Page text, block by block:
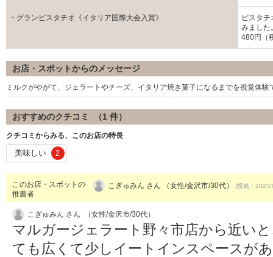
・グランピスタチオ《イタリア国際大会入賞》
ピスタ
みました
480円（
お店・スポットからのメッセージ
ミルクがやがて、ジェラートやチーズ、イタリア焼き菓子になるまでを視覚体
おすすめのクチコミ （1 件）
クチコミからみる、このお店の特長
美味しい 2
このお店・スポットの
推薦者
こぎゅみん さん （女性/金沢市/30代） (投稿：
こぎゅみん さん （女性/金沢市/30代）
マルガージェラート野々市店から近い
ても広くて少しイートインスペースが